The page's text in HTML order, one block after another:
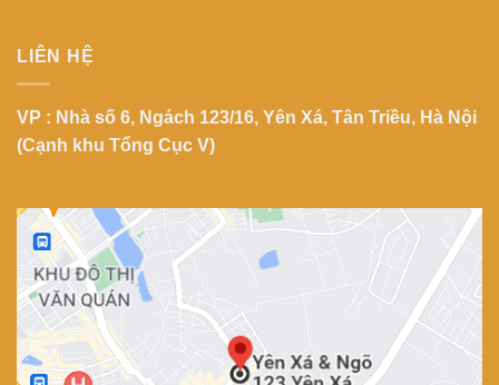
LIÊN HỆ
VP : Nhà số 6, Ngách 123/16, Yên Xá, Tân Triều, Hà Nội
(Cạnh khu Tổng Cục V)